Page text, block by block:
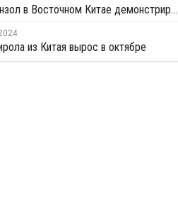
Цены на бензол в Восточном Китае демонстрируют заметную тенденцию к росту
из Китая вырос в октябре